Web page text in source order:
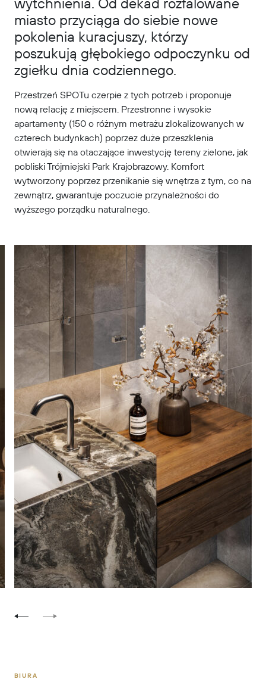
miasto przyciąga do siebie nowe
pokolenia kuracjuszy, którzy
poszukują głębokiego odpoczynku od
zgiełku dnia codziennego.
Przestrzeń SPOTu czerpie z tych potrzeb i proponuje
nową relację z miejscem. Przestronne i wysokie
apartamenty (150 o różnym metrażu zlokalizowanych w
czterech budynkach) poprzez duże przeszklenia
otwierają się na otaczające inwestycję tereny zielone, jak
pobliski Trójmiejski Park Krajobrazowy. Komfort
wytworzony poprzez przenikanie się wnętrza z tym, co na
zewnątrz, gwarantuje poczucie przynależności do
wyższego porządku naturalnego.
BIURA